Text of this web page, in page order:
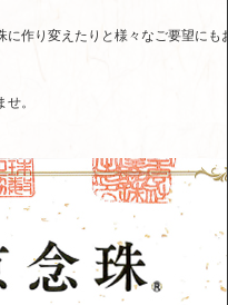
に作り変えたりと様々なご要望にも
。